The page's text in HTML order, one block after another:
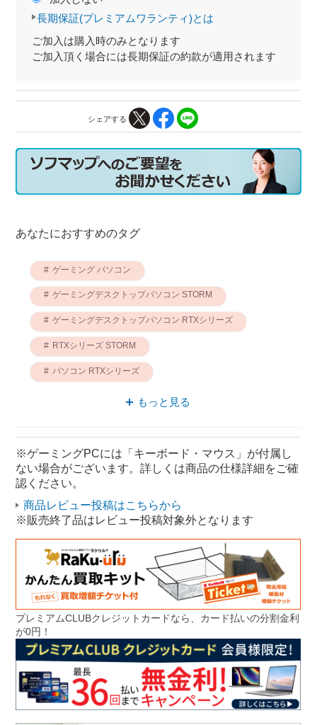
長期保証(プレミアムワランティ)とは
ご加入は購入時のみとなります
ご加入頂く場合には長期保証の約款が適用されます
シェアする
あなたにおすすめのタグ
ゲーミング パソコン
ゲーミングデスクトップパソコン STORM
ゲーミングデスクトップパソコン RTXシリーズ
RTXシリーズ STORM
パソコン RTXシリーズ
もっと見る
※ゲーミングPCには「キーボード・マウス」が付属し
ない場合がございます。詳しくは商品の仕様詳細をご確
認ください。
商品レビュー投稿はこちらから
※販売終了品はレビュー投稿対象外となります
プレミアムCLUBクレジットカードなら、カード払いの分割金利
が0円！